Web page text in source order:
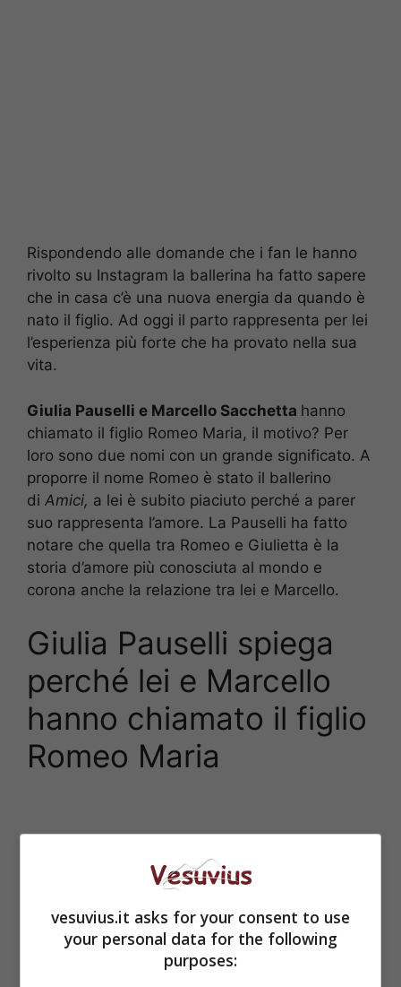
Rispondendo alle domande che i fan le hanno
rivolto su Instagram la ballerina ha fatto sapere
che in casa c’è una nuova energia da quando è
nato il figlio. Ad oggi il parto rappresenta per lei
l’esperienza più forte che ha provato nella sua
vita.
Giulia Pauselli e Marcello Sacchetta hanno
chiamato il figlio Romeo Maria, il motivo? Per
loro sono due nomi con un grande significato. A
proporre il nome Romeo è stato il ballerino
di Amici, a lei è subito piaciuto perché a parer
suo rappresenta l’amore. La Pauselli ha fatto
notare che quella tra Romeo e Giulietta è la
storia d’amore più conosciuta al mondo e
corona anche la relazione tra lei e Marcello.
Giulia Pauselli spiega
perché lei e Marcello
hanno chiamato il figlio
Romeo Maria
vesuvius.it asks for your consent to use
your personal data for the following
purposes: